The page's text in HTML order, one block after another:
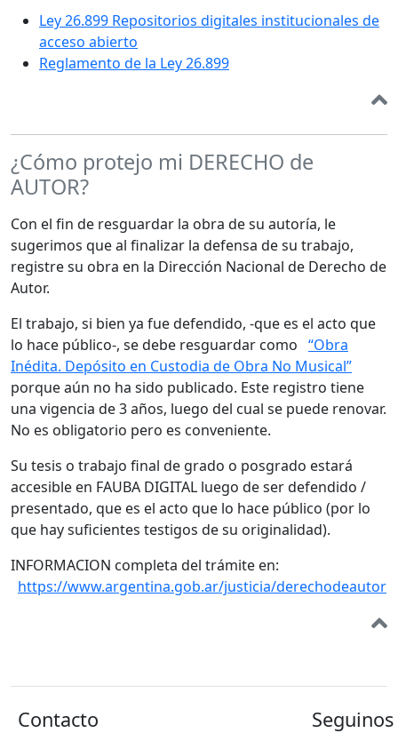
Ley 26.899 Repositorios digitales institucionales de
acceso abierto
Reglamento de la Ley 26.899
¿Cómo protejo mi DERECHO de
AUTOR?
Con el fin de resguardar la obra de su autoría, le
sugerimos que al finalizar la defensa de su trabajo,
registre su obra en la Dirección Nacional de Derecho de
Autor.
El trabajo, si bien ya fue defendido, -que es el acto que
lo hace público-, se debe resguardar como “Obra
Inédita. Depósito en Custodia de Obra No Musical”
porque aún no ha sido publicado. Este registro tiene
una vigencia de 3 años, luego del cual se puede renovar.
No es obligatorio pero es conveniente.
Su tesis o trabajo final de grado o posgrado estará
accesible en FAUBA DIGITAL luego de ser defendido /
presentado, que es el acto que lo hace público (por lo
que hay suficientes testigos de su originalidad).
INFORMACION completa del trámite en:
https://www.argentina.gob.ar/justicia/derechodeautor
Contacto